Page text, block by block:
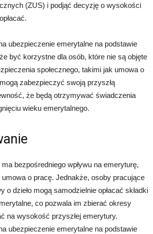
(ZUS) i podjąć decyzję o wysokości
ubezpieczenie emerytalne na podstawie
być korzystne dla osób, które nie są objęte
społecznego, takimi jak umowa o
zabezpieczyć swoją przyszłą
że będą otrzymywać świadczenia
wieku emerytalnego.
ma bezpośredniego wpływu na emeryturę,
umowa o pracę. Jednakże, osoby pracujące
o dzieło mogą samodzielnie opłacać składki
co pozwala im zbierać okresy
na wysokość przyszłej emerytury.
ubezpieczenie emerytalne na podstawie